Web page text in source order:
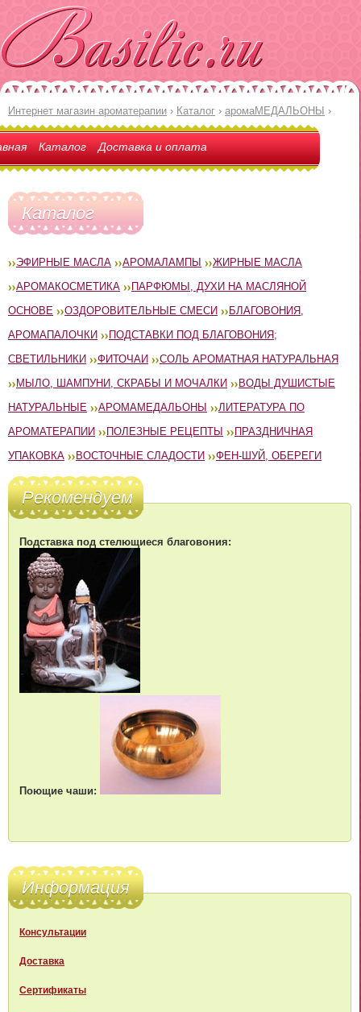
Интернет магазин ароматерапии › Каталог › аромаМЕДАЛЬОНЫ ›
Каталог Доставка и оплата
Каталог
ЭФИРНЫЕ МАСЛА АРОМАЛАМПЫ
ЖИРНЫЕ МАСЛА
АРОМАКОСМЕТИКА
ПАРФЮМЫ, ДУХИ НА МАСЛЯНОЙ
ОСНОВЕ
ОЗДОРОВИТЕЛЬНЫЕ СМЕСИ
БЛАГОВОНИЯ,
АРОМАПАЛОЧКИ
ПОДСТАВКИ ПОД БЛАГОВОНИЯ;
СВЕТИЛЬНИКИ
ФИТОЧАИ
СОЛЬ АРОМАТНАЯ НАТУРАЛЬНАЯ
МЫЛО, ШАМПУНИ, СКРАБЫ И МОЧАЛКИ
ВОДЫ ДУШИСТЫЕ
НАТУРАЛЬНЫЕ
АРОМАМЕДАЛЬОНЫ
ЛИТЕРАТУРА ПО
АРОМАТЕРАПИИ
ПОЛЕЗНЫЕ РЕЦЕПТЫ
ПРАЗДНИЧНАЯ
УПАКОВКА
ВОСТОЧНЫЕ СЛАДОСТИ ФЕН-ШУЙ, ОБЕРЕГИ
Рекомендуем
Подставка под стелющиеся благовония:
Поющие чаши:
Информация
Консультации
Доставка
Сертификаты